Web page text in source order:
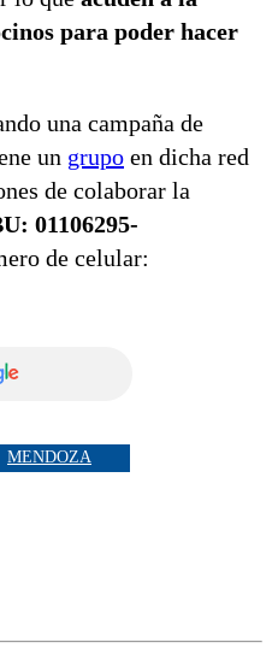
para poder hacer
una campaña de
un grupo en dicha red
de colaborar la
01106295-
de celular:
MENDOZA